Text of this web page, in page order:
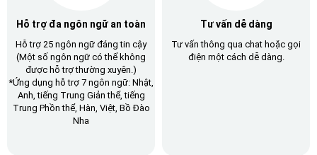
Hỗ trợ đa ngôn ngữ an toàn
Hỗ trợ 25 ngôn ngữ đáng tin cậy
(Một số ngôn ngữ có thể không
được hỗ trợ thường xuyên.)
*Ứng dụng hỗ trợ 7 ngôn ngữ: Nhật,
Anh, tiếng Trung Giản thể, tiếng
Trung Phồn thể, Hàn, Việt, Bồ Đào
Nha
Tư vấn dễ dàng
Tư vấn thông qua chat hoặc gọi
điện một cách dễ dàng.